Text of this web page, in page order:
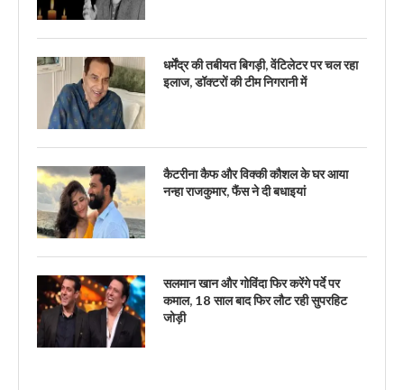
धर्मेंद्र की तबीयत बिगड़ी, वेंटिलेटर पर चल रहा
इलाज, डॉक्टरों की टीम निगरानी में
कैटरीना कैफ और विक्की कौशल के घर आया
नन्हा राजकुमार, फैंस ने दी बधाइयां
सलमान खान और गोविंदा फिर करेंगे पर्दे पर
कमाल, 18 साल बाद फिर लौट रही सुपरहिट
जोड़ी